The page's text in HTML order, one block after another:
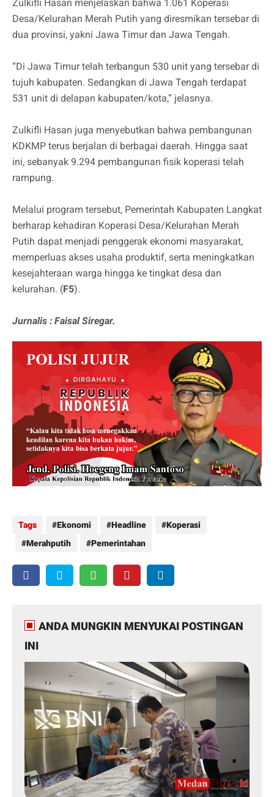
Zulkifli Hasan menjelaskan bahwa 1.061 Koperasi
Desa/Kelurahan Merah Putih yang diresmikan tersebar di
dua provinsi, yakni Jawa Timur dan Jawa Tengah.
“Di Jawa Timur telah terbangun 530 unit yang tersebar di
tujuh kabupaten. Sedangkan di Jawa Tengah terdapat
531 unit di delapan kabupaten/kota,” jelasnya.
Zulkifli Hasan juga menyebutkan bahwa pembangunan
KDKMP terus berjalan di berbagai daerah. Hingga saat
ini, sebanyak 9.294 pembangunan fisik koperasi telah
rampung.
Melalui program tersebut, Pemerintah Kabupaten Langkat
berharap kehadiran Koperasi Desa/Kelurahan Merah
Putih dapat menjadi penggerak ekonomi masyarakat,
memperluas akses usaha produktif, serta meningkatkan
kesejahteraan warga hingga ke tingkat desa dan
kelurahan. (F5).
Jurnalis : Faisal Siregar.
Tags Ekonomi Headline
Koperasi
Merahputih
Pemerintahan
ANDA MUNGKIN MENYUKAI POSTINGAN
INI